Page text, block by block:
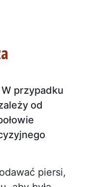
W przypadku
od
piersi,